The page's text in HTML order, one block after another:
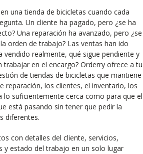
una tienda de bicicletas cuando cada
Un cliente ha pagado, pero ¿se ha
Una reparación ha avanzado, pero ¿se
orden de trabajo? Las ventas han ido
vendido realmente, qué sigue pendiente y
trabajar en el encargo? Orderry ofrece a tu
de tiendas de bicicletas que mantiene
reparación, los clientes, el inventario, los
lo suficientemente cerca como para que el
está pasando sin tener que pedir la
diferentes.
con detalles del cliente, servicios,
y estado del trabajo en un solo lugar